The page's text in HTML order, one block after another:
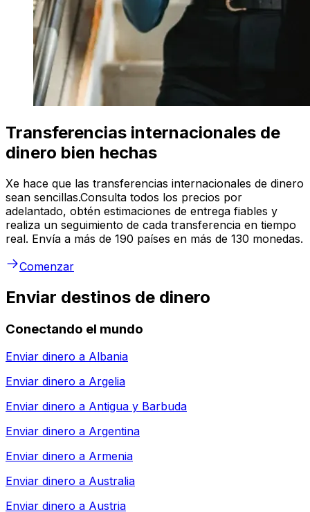
Transferencias internacionales de
dinero bien hechas
Xe hace que las transferencias internacionales de dinero
sean sencillas.Consulta todos los precios por
adelantado, obtén estimaciones de entrega fiables y
realiza un seguimiento de cada transferencia en tiempo
real. Envía a más de 190 países en más de 130 monedas.
Comenzar
Enviar destinos de dinero
Conectando el mundo
Enviar dinero a Albania
Enviar dinero a Argelia
Enviar dinero a Antigua y Barbuda
Enviar dinero a Argentina
Enviar dinero a Armenia
Enviar dinero a Australia
Enviar dinero a Austria